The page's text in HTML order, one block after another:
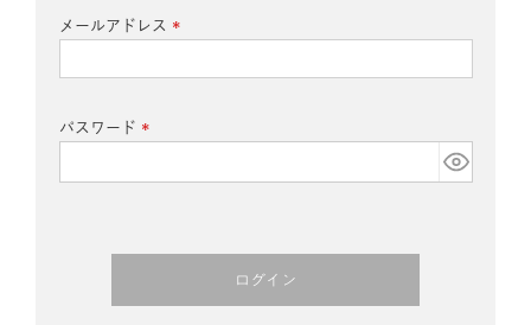
メールアドレス
須)
パスワード
須)
ログイン